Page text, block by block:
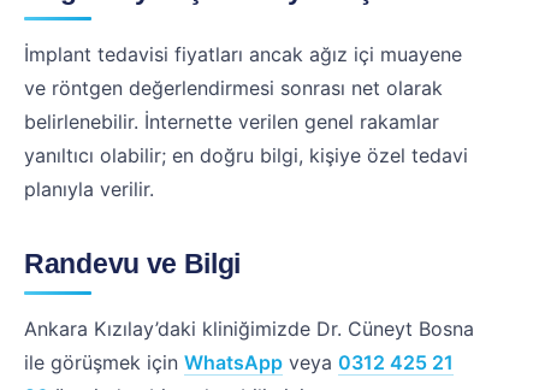
İmplant tedavisi fiyatları ancak ağız içi muayene
ve röntgen değerlendirmesi sonrası net olarak
belirlenebilir. İnternette verilen genel rakamlar
yanıltıcı olabilir; en doğru bilgi, kişiye özel tedavi
planıyla verilir.
Randevu ve Bilgi
Ankara Kızılay’daki kliniğimizde Dr. Cüneyt Bosna
ile görüşmek için WhatsApp veya 0312 425 21